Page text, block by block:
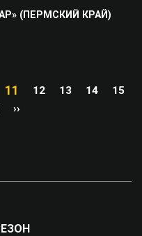
(ПЕРМСКИЙ КРАЙ)
11 12 13 14
15
››